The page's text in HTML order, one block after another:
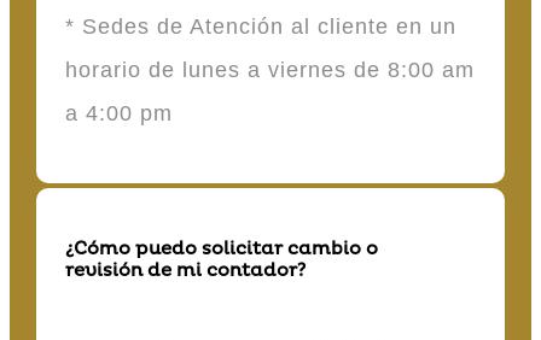
* Sedes de Atención al cliente en un
horario de lunes a viernes de 8:00 am
a 4:00 pm
¿Cómo puedo solicitar cambio o
revisión de mi contador?